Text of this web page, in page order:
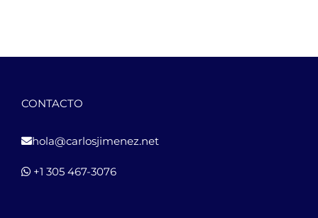
CONTACTO
hola@carlosjimenez.net
+1 305 467-3076